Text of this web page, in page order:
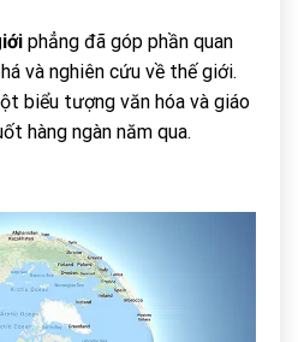
phẳng đã góp phần quan
và nghiên cứu về thế giới.
biểu tượng văn hóa và giáo
hàng ngàn năm qua.